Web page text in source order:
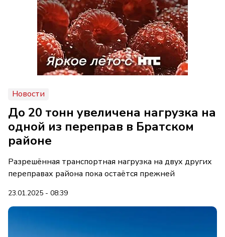
Новости
До 20 тонн увеличена нагрузка на
одной из переправ в Братском
районе
Разрешённая транспортная нагрузка на двух других
переправах района пока остаётся прежней
23.01.2025 - 08:39